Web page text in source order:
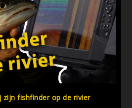
zijn fishfinder op de rivier